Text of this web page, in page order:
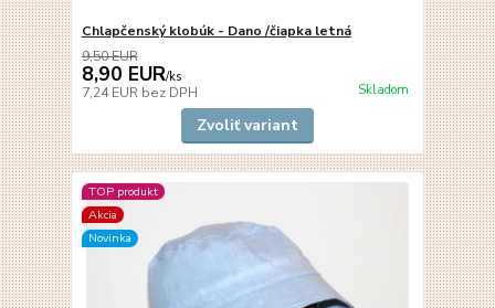
Chlapčenský klobúk - Dano /čiapka letná
9,50 EUR
8,90 EUR/ks
7,24 EUR bez DPH Skladom
Zvoliť variant
TOP produkt
Akcia
Novinka